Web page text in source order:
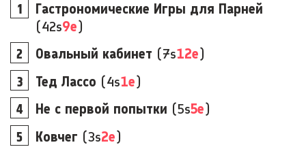
Гастрономические Игры для Парней
(42s9e)
Овальный кабинет (7s12e)
Тед Лассо (4s1e)
Не с первой попытки (5s5e)
Ковчег (3s2e)